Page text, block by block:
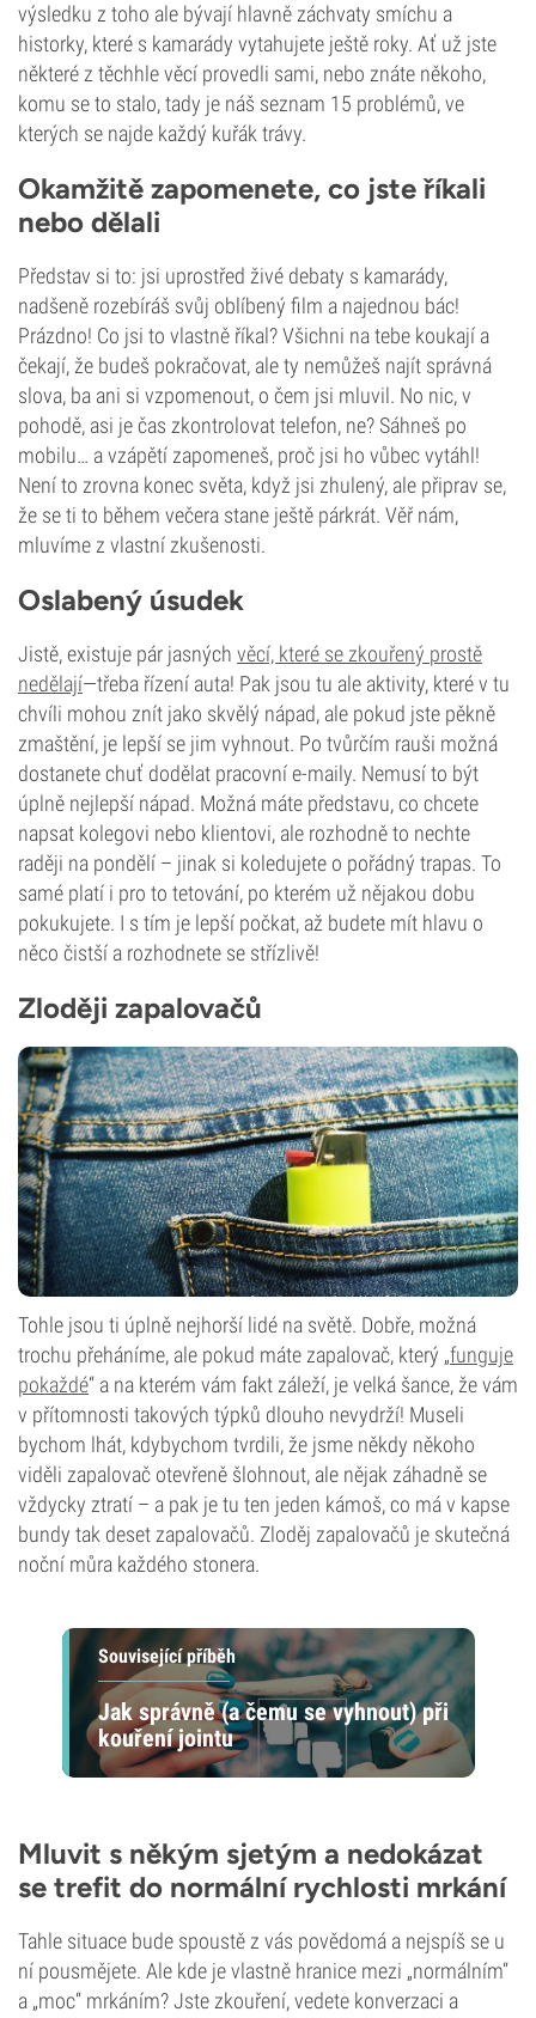
výsledku z toho ale bývají hlavně záchvaty smíchu a
historky, které s kamarády vytahujete ještě roky. Ať už jste
některé z těchhle věcí provedli sami, nebo znáte někoho,
komu se to stalo, tady je náš seznam 15 problémů, ve
kterých se najde každý kuřák trávy.
Okamžitě zapomenete, co jste říkali
nebo dělali
Představ si to: jsi uprostřed živé debaty s kamarády,
nadšeně rozebíráš svůj oblíbený film a najednou bác!
Prázdno! Co jsi to vlastně říkal? Všichni na tebe koukají a
čekají, že budeš pokračovat, ale ty nemůžeš najít správná
slova, ba ani si vzpomenout, o čem jsi mluvil. No nic, v
pohodě, asi je čas zkontrolovat telefon, ne? Sáhneš po
mobilu… a vzápětí zapomeneš, proč jsi ho vůbec vytáhl!
Není to zrovna konec světa, když jsi zhulený, ale připrav se,
že se ti to během večera stane ještě párkrát. Věř nám,
mluvíme z vlastní zkušenosti.
Oslabený úsudek
Jistě, existuje pár jasných věcí, které se zkouřený prostě
nedělají—třeba řízení auta! Pak jsou tu ale aktivity, které v tu
chvíli mohou znít jako skvělý nápad, ale pokud jste pěkně
zmaštění, je lepší se jim vyhnout. Po tvůrčím rauši možná
dostanete chuť dodělat pracovní e-maily. Nemusí to být
úplně nejlepší nápad. Možná máte představu, co chcete
napsat kolegovi nebo klientovi, ale rozhodně to nechte
raději na pondělí – jinak si koledujete o pořádný trapas. To
samé platí i pro to tetování, po kterém už nějakou dobu
pokukujete. I s tím je lepší počkat, až budete mít hlavu o
něco čistší a rozhodnete se střízlivě!
Zloději zapalovačů
Tohle jsou ti úplně nejhorší lidé na světě. Dobře, možná
trochu přeháníme, ale pokud máte zapalovač, který „funguje
pokaždé“ a na kterém vám fakt záleží, je velká šance, že vám
v přítomnosti takových týpků dlouho nevydrží! Museli
bychom lhát, kdybychom tvrdili, že jsme někdy někoho
viděli zapalovač otevřeně šlohnout, ale nějak záhadně se
vždycky ztratí – a pak je tu ten jeden kámoš, co má v kapse
bundy tak deset zapalovačů. Zloděj zapalovačů je skutečná
noční můra každého stonera.
Související příběh
Jak správně (a čemu se vyhnout) při
kouření jointu
Mluvit s někým sjetým a nedokázat
se trefit do normální rychlosti mrkání
Tahle situace bude spoustě z vás povědomá a nejspíš se u
ní pousmějete. Ale kde je vlastně hranice mezi „normálním“
a „moc“ mrkáním? Jste zkouření, vedete konverzaci a